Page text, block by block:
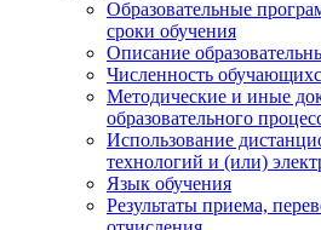
Образовательные
сроки обучения
Описание
Численность
Методические и иные
образовательного
Использование
технологий и (или)
Язык обучения
Результаты приема,